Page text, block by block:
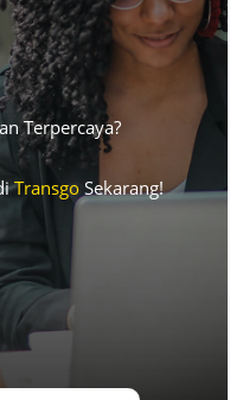
Terpercaya?
Transgo Sekarang!